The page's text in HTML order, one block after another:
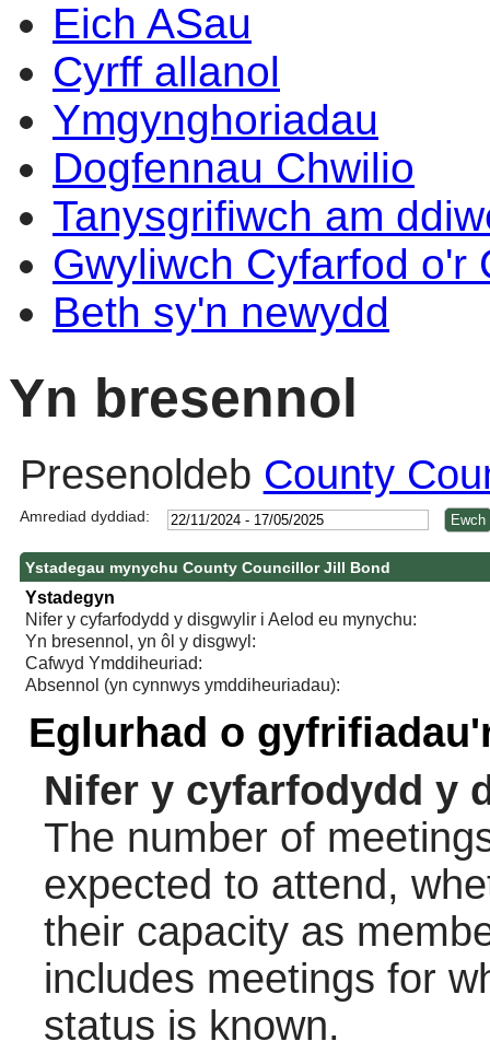
Eich ASau
Cyrff allanol
Ymgynghoriadau
Dogfennau Chwilio
Tanysgrifiwch am
Gwyliwch Cyfarfod o'r
Beth sy'n newydd
Yn bresennol
Presenoldeb County
Amrediad dyddiad:
Ystadegau mynychu County Councillor Jill Bond
Ystadegyn
Nifer y cyfarfodydd y disgwylir i Aelod eu mynychu:
Yn bresennol, yn ôl y disgwyl:
Cafwyd Ymddiheuriad:
Absennol (yn cynnwys ymddiheuriadau):
Eglurhad o
Nifer y cyfarfodydd y
The number of
expected to attend,
their capacity as
includes meetings for
status is known.